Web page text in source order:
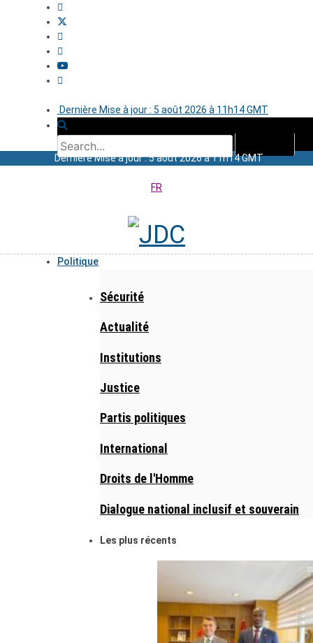
Dernière Mise à jour : 5 août 2026 à 11h14 GMT
Dernière Mise à jour : 5 août 2026 à 11h14 GMT
FR
Politique
Sécurité
Actualité
Institutions
Justice
Partis politiques
International
Droits de l'Homme
Dialogue national inclusif et souverain
Les plus récents